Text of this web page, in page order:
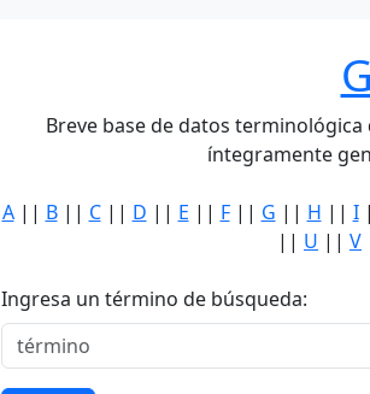
Breve base de datos
íntegramente
A|| B|| C|| D || E || F|| G || H || I
|| U || V
Ingresa un término de búsqueda: